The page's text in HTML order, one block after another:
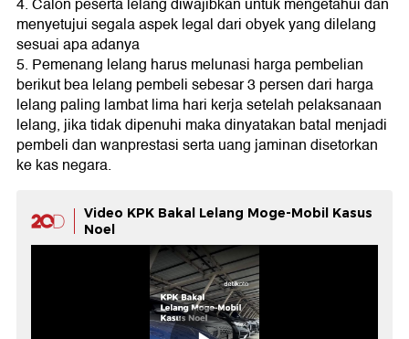
4. Calon peserta lelang diwajibkan untuk mengetahui dan
menyetujui segala aspek legal dari obyek yang dilelang
sesuai apa adanya
5. Pemenang lelang harus melunasi harga pembelian
berikut bea lelang pembeli sebesar 3 persen dari harga
lelang paling lambat lima hari kerja setelah pelaksanaan
lelang, jika tidak dipenuhi maka dinyatakan batal menjadi
pembeli dan wanprestasi serta uang jaminan disetorkan
ke kas negara.
Video KPK Bakal Lelang Moge-Mobil Kasus
Noel